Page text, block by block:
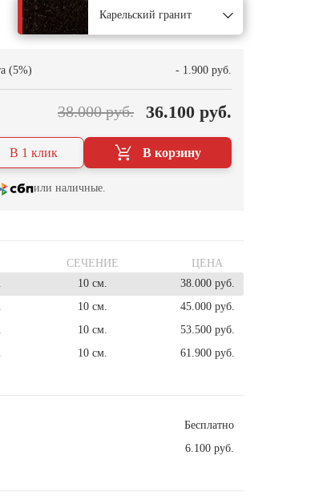
Карельский гранит
(5%) - 1.900 руб.
38.000 руб. 36.100 руб.
В корзину
В 1 клик
или наличные.
СЕЧЕНИЕ
ЦЕНА
10 см.
38.000 руб.
10 см.
45.000 руб.
10 см.
53.500 руб.
10 см. 61.900 руб.
Бесплатно
6.100 руб.